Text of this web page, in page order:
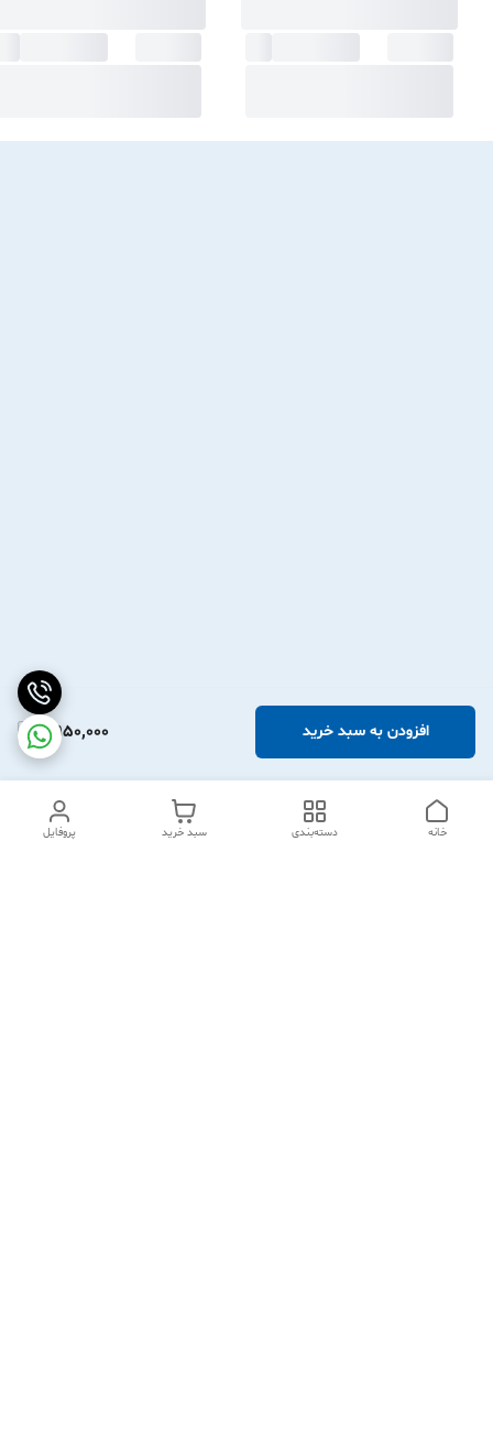
2,950,000 افزودن به سبد خرید
پروفایل سبد خرید دسته‌بندی خانه